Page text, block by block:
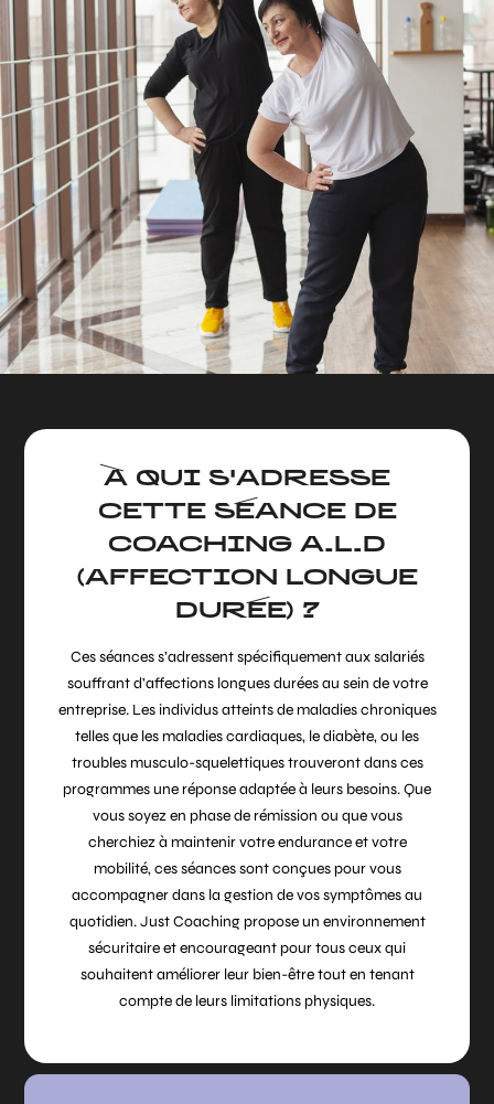
À QUI S'ADRESSE
CETTE SÉANCE DE
COACHING A.L.D
(AFFECTION LONGUE
DURÉE) ?
Ces séances s’adressent spécifiquement aux salariés
souffrant d’affections longues durées au sein de votre
entreprise. Les individus atteints de maladies chroniques
telles que les maladies cardiaques, le diabète, ou les
troubles musculo-squelettiques trouveront dans ces
programmes une réponse adaptée à leurs besoins. Que
vous soyez en phase de rémission ou que vous
cherchiez à maintenir votre endurance et votre
mobilité, ces séances sont conçues pour vous
accompagner dans la gestion de vos symptômes au
quotidien. Just Coaching propose un environnement
sécuritaire et encourageant pour tous ceux qui
souhaitent améliorer leur bien-être tout en tenant
compte de leurs limitations physiques.